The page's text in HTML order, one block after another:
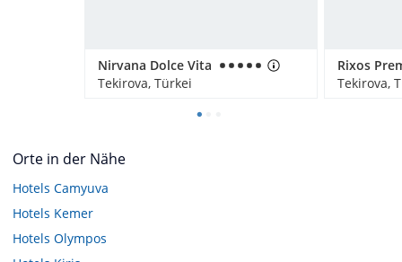
Nirvana Dolce Vita
Tekirova, Türkei
Tekirova,
Orte in der Nähe
Hotels Camyuva
Hotels Kemer
Hotels Olympos